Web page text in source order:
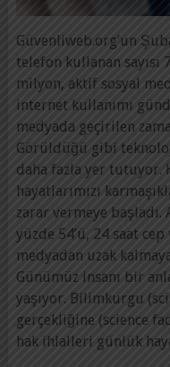
Güvenliweb.org’un
telefon kullanan
milyon, aktif sosyal
internet kullanımı
medyada geçirilen
Görüldüğü gibi
daha fazla yer tutuyor.
hayatlarımızı
zarar vermeye başladı.
yüzde 54’ü, 24 saat
medyadan uzak
Günümüz insanı bir
yaşıyor. Bilimkurgu
gerçekliğine (science
hak ihlalleri günlük